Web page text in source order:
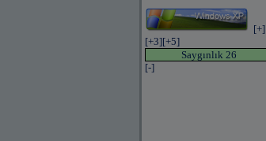
[+]
[+3][+5]
Saygınlık 26
[-]